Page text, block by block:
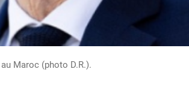
Maroc (photo D.R.).